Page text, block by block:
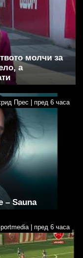
молчи за
а
Прес | пред 6 часа
– Sauna
| пред 6 часа